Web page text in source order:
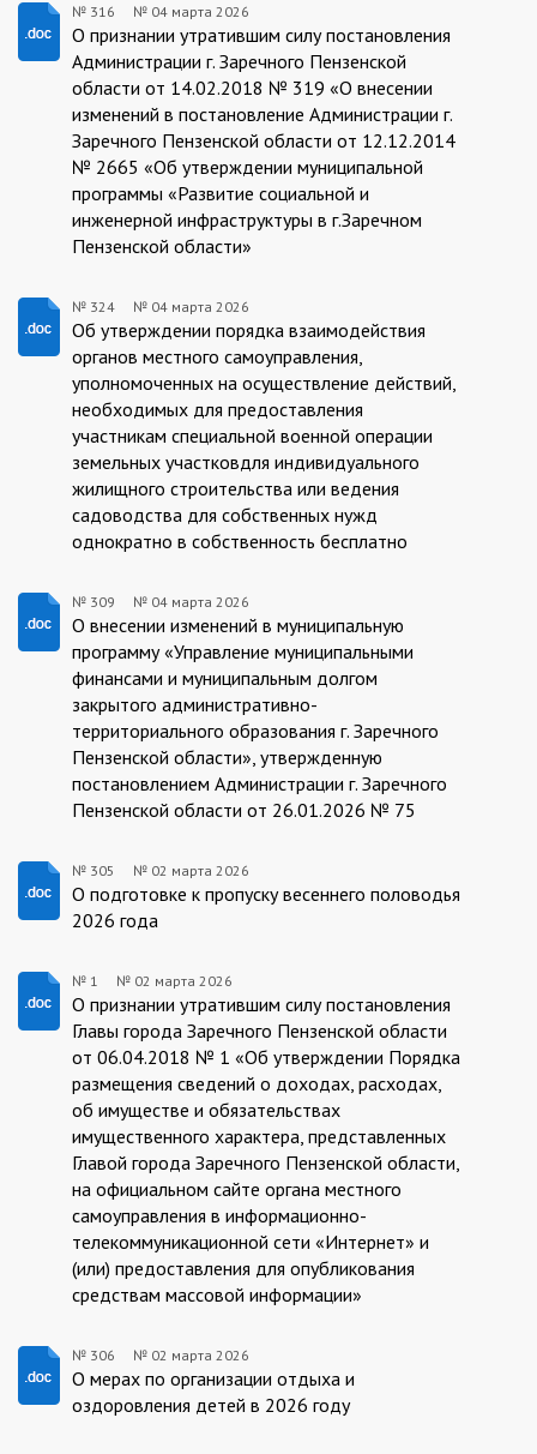
316/04.03.2026
№ 316 № 04 марта 2026
О признании утратившим силу постановления
Администрации г. Заречного Пензенской
области от 14.02.2018 № 319 «О внесении
изменений в постановление Администрации г.
Заречного Пензенской области от 12.12.2014
№ 2665 «Об утверждении муниципальной
программы «Развитие социальной и
инженерной инфраструктуры в г.Заречном
Пензенской области»
324/04.03.2026
№ 324 № 04 марта 2026
Об утверждении порядка взаимодействия
органов местного самоуправления,
уполномоченных на осуществление действий,
необходимых для предоставления
участникам специальной военной операции
земельных участковдля индивидуального
жилищного строительства или ведения
садоводства для собственных нужд
однократно в собственность бесплатно
04.03.2026/309
№ 309 № 04 марта 2026
О внесении изменений в муниципальную
программу «Управление муниципальными
финансами и муниципальным долгом
закрытого административно-
территориального образования г. Заречного
Пензенской области», утвержденную
постановлением Администрации г. Заречного
Пензенской области от 26.01.2026 № 75
02.03.2026/305
№ 305 № 02 марта 2026
О подготовке к пропуску весеннего половодья
2026 года
02.03.2026/1
№ 1 № 02 марта 2026
О признании утратившим силу постановления
Главы города Заречного Пензенской области
от 06.04.2018 № 1 «Об утверждении Порядка
размещения сведений о доходах, расходах,
об имуществе и обязательствах
имущественного характера, представленных
Главой города Заречного Пензенской области,
на официальном сайте органа местного
самоуправления в информационно-
телекоммуникационной сети «Интернет» и
(или) предоставления для опубликования
средствам массовой информации»
02.03.2026/306
№ 306 № 02 марта 2026
О мерах по организации отдыха и
оздоровления детей в 2026 году